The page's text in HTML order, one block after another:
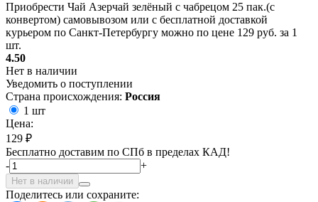
Приобрести Чай Азерчай зелёный с чабрецом 25 пак.(с
конвертом) самовывозом или с бесплатной доставкой
курьером по Санкт-Петербургу можно по цене 129 руб. за 1
шт.
4.50
Нет в наличии
Уведомить о поступлении
Страна происхождения: Россия
1 шт
Цена:
129 ₽
Бесплатно доставим по СПб в пределах КАД!
-
+
Нет в наличии
Поделитесь или сохраните: